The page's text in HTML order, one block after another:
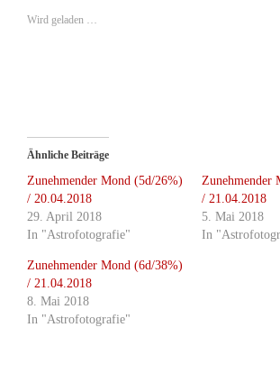
Wird geladen …
Ähnliche Beiträge
Zunehmender Mond (5d/26%)
/ 20.04.2018
29. April 2018
In "Astrofotografie"
Zunehmender
/ 21.04.2018
5. Mai 2018
In
Zunehmender Mond (6d/38%)
/ 21.04.2018
8. Mai 2018
In "Astrofotografie"